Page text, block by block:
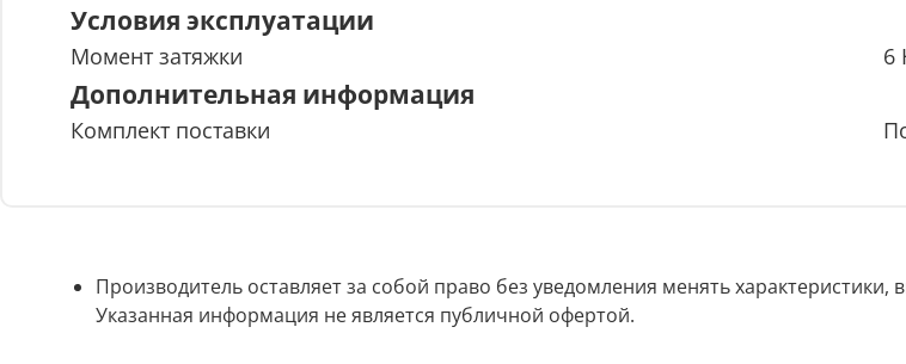
Условия эксплуатации
Момент затяжки 6
Дополнительная информация
Комплект поставки
Производитель оставляет за собой право без уведомления менять
Указанная информация не является публичной офертой.